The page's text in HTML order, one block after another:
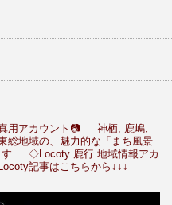
用アカウント📷
神栖, 鹿嶋,
総地域の、魅力的な「まち風景
◇Locoty 鹿行 地域情報アカ
記事はこちらから↓↓↓